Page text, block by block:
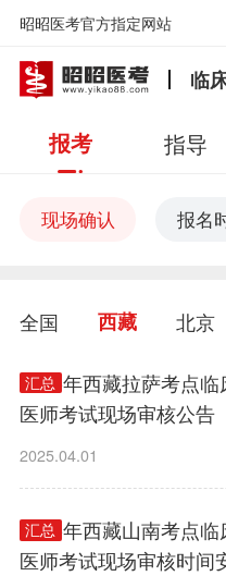
昭昭医考官方指定网站
临
报考 指导
现场确认 报名
全国 西藏 北京
汇总
2025年西藏拉萨考点临
医师考试现场审核公告
2025.04.01
汇总
2025年西藏山南考点临
医师考试现场审核时间